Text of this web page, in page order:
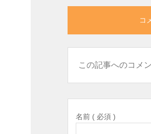
コ
この記事へのコメ
名前 ( 必須 )